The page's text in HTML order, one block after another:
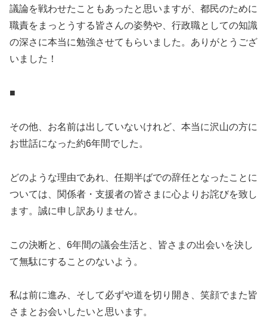
議論を戦わせたこともあったと思いますが、都民のために
職責をまっとうする皆さんの姿勢や、行政職としての知識
の深さに本当に勉強させてもらいました。ありがとうござ
いました！
■
その他、お名前は出していないけれど、本当に沢山の方に
お世話になった約6年間でした。
どのような理由であれ、任期半ばでの辞任となったことに
ついては、関係者・支援者の皆さまに心よりお詫びを致し
ます。誠に申し訳ありません。
この決断と、6年間の議会生活と、皆さまの出会いを決し
て無駄にすることのないよう。
私は前に進み、そして必ずや道を切り開き、笑顔でまた皆
さまとお会いしたいと思います。